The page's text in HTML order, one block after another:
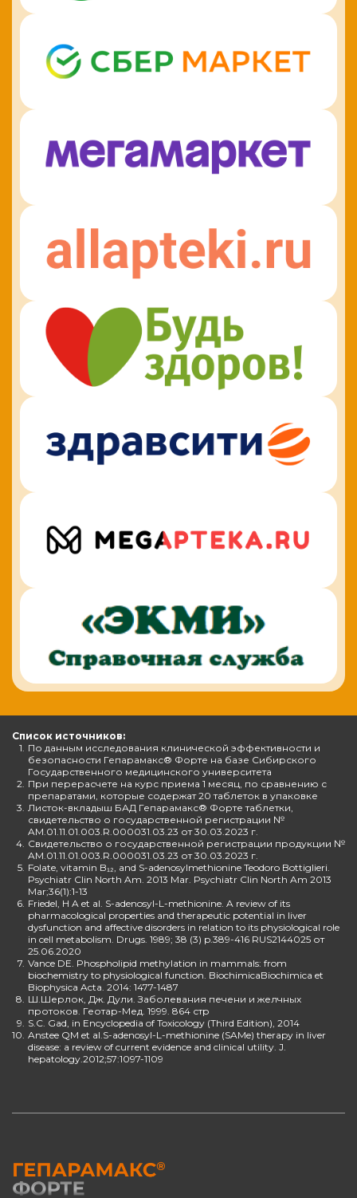
Список источников:
1. По данным исследования клинической эффективности и
безопасности Гепарамакс® Форте на базе Сибирского
Государственного медицинского университета
2. При перерасчете на курс приема 1 месяц, по сравнению с
препаратами, которые содержат 20 таблеток в упаковке
3. Листок-вкладыш БАД Гепарамакс® Форте таблетки,
свидетельство о государственной регистрации №
AM.01.11.01.003.R.000031.03.23 от 30.03.2023 г.
4. Свидетельство о государственной регистрации продукции №
AM.01.11.01.003.R.000031.03.23 от 30.03.2023 г.
5. Folate, vitamin B₁₂, and S-adenosylmethionine Teodoro Bottiglieri.
Psychiatr Clin North Am. 2013 Mar. Psychiatr Clin North Am 2013
Mar;36(1):1-13
6. Friedel, H A et al. S-adenosyl-L-methionine. A review of its
pharmacological properties and therapeutic potential in liver
dysfunction and affective disorders in relation to its physiological role
in cell metabolism. Drugs. 1989; 38 (3) p.389-416 RUS2144025 от
25.06.2020
7. Vance DE. Phospholipid methylation in mammals: from
biochemistry to physiological function. BiochimicaBiochimica et
Biophysica Acta. 2014: 1477-1487
8. Ш.Шерлок, Дж. Дули. Заболевания печени и желчных
протоков. Геотар-Мед. 1999. 864 стр
9. S.C. Gad, in Encyclopedia of Toxicology (Third Edition), 2014
10. Anstee QM et al.S-adenosyl-L-methionine (SAMe) therapy in liver
disease: a review of current evidence and clinical utility. J.
hepatology.2012;57:1097-1109